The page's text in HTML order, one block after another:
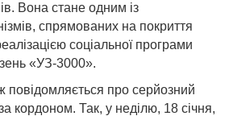
Вона стане одним із
спрямованих на покриття
соціальної програми
«УЗ-3000».
повідомляється про серйозний
кордоном. Так, у неділю, 18 січня,